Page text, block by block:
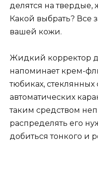
делятся на
Какой выбрать? Все
вашей кожи.
Жидкий корректор
напоминает крем-
тюбиках,
автоматических
таким средством
распределять его
добиться тонкого и